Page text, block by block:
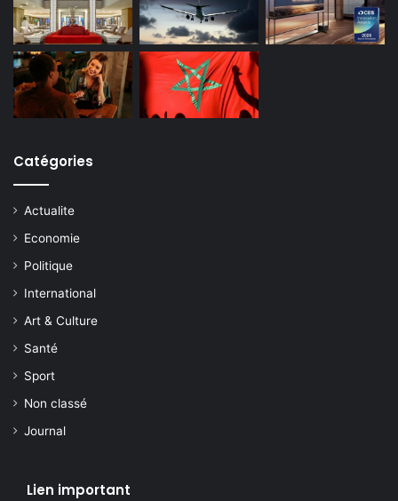
Catégories
Actualite
Economie
Politique
International
Art & Culture
Santé
Sport
Non classé
Journal
Lien important